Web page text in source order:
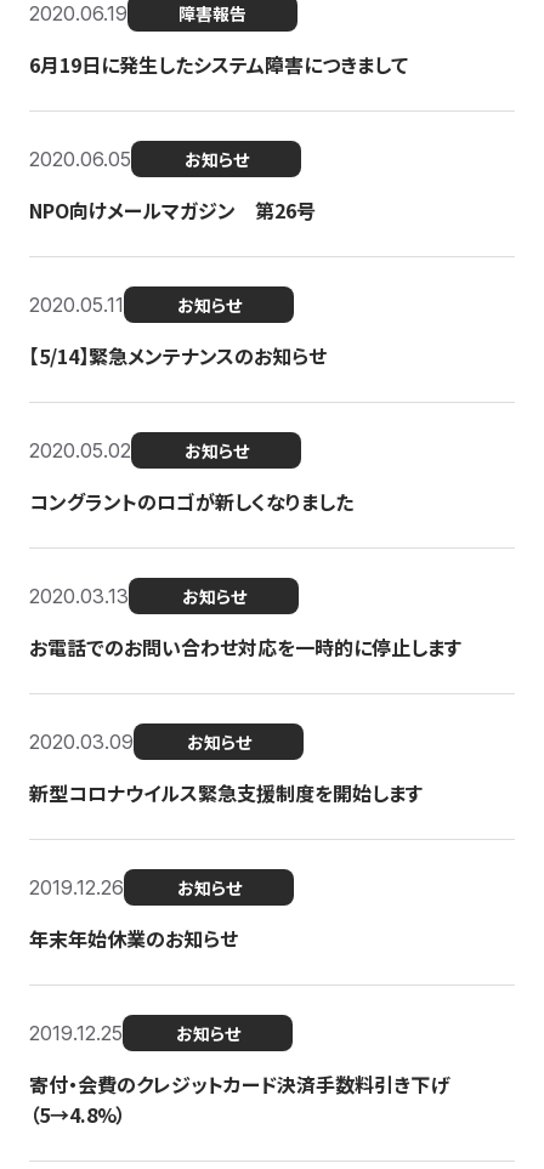
2020.06.19 障害報告
6月19日に発生したシステム障害につきまして
2020.06.05 お知らせ
NPO向けメールマガジン 第26号
2020.05.11 お知らせ
【5/14】緊急メンテナンスのお知らせ
2020.05.02 お知らせ
コングラントのロゴが新しくなりました
2020.03.13 お知らせ
お電話でのお問い合わせ対応を一時的に停止します
2020.03.09 お知らせ
新型コロナウイルス緊急支援制度を開始します
2019.12.26 お知らせ
年末年始休業のお知らせ
2019.12.25 お知らせ
寄付・会費のクレジットカード決済手数料引き下げ
（5→4.8%）